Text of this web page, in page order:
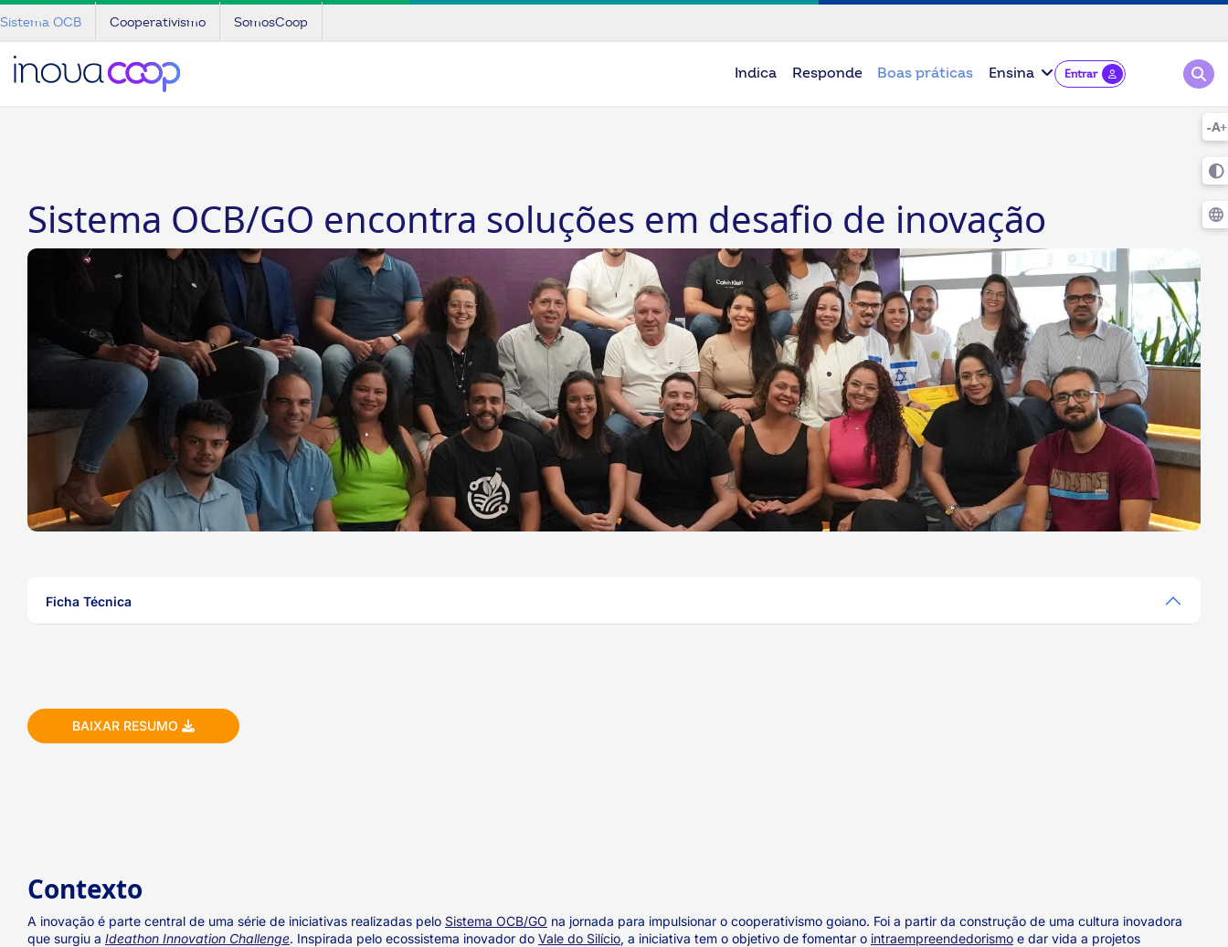
Sistema OCB Cooperativismo SomosCoop
Indica Responde Boas práticas Ensina Entrar
Sistema OCB/GO encontra soluções em desafio de inovação
Ficha Técnica
BAIXAR RESUMO
Contexto
A inovação é parte central de uma série de iniciativas realizadas pelo Sistema OCB/GO na jornada para impulsionar o cooperativismo goiano. Foi a partir da construção de uma cultura inovadora
que surgiu a Ideathon Innovation Challenge. Inspirada pelo ecossistema inovador do Vale do Silício, a iniciativa tem o objetivo de fomentar o intraempreendedorismo e dar vida a projetos